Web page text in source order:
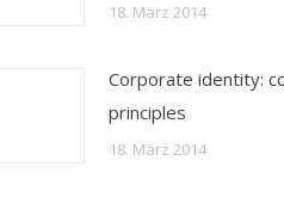
18. März 2014
Corporate identity:
principles
18. März 2014